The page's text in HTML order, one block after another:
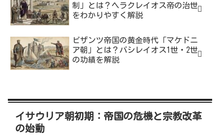
制」とは？ヘラクレイオス帝の治世
をわかりやすく解説
ビザンツ帝国の黄金時代「マケドニ
ア朝」とは？バシレイオス1世・2世
の功績を解説
イサウリア朝初期：帝国の危機と宗教改革
の始動